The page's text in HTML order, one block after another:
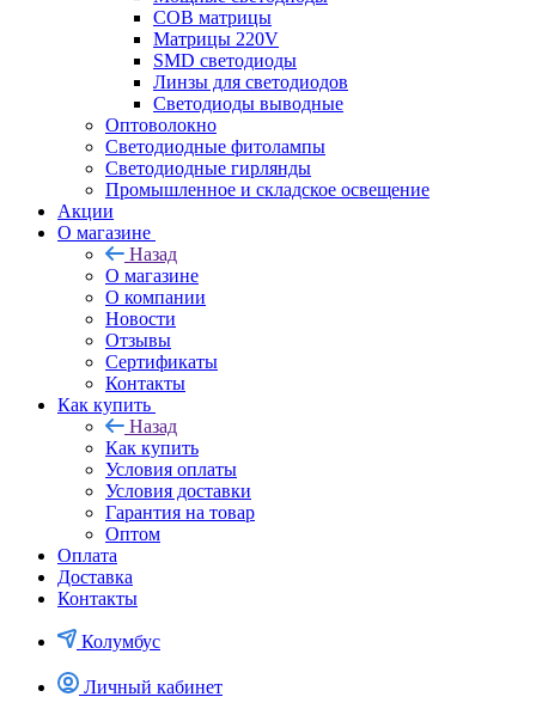
COB матрицы
Матрицы 220V
SMD светодиоды
Линзы для светодиодов
Светодиоды выводные
Оптоволокно
Светодиодные фитолампы
Светодиодные гирлянды
Промышленное и складское освещение
Акции
О магазине
Назад
О магазине
О компании
Новости
Отзывы
Сертификаты
Контакты
Как купить
Назад
Как купить
Условия оплаты
Условия доставки
Гарантия на товар
Оптом
Оплата
Доставка
Контакты
Колумбус
Личный кабинет